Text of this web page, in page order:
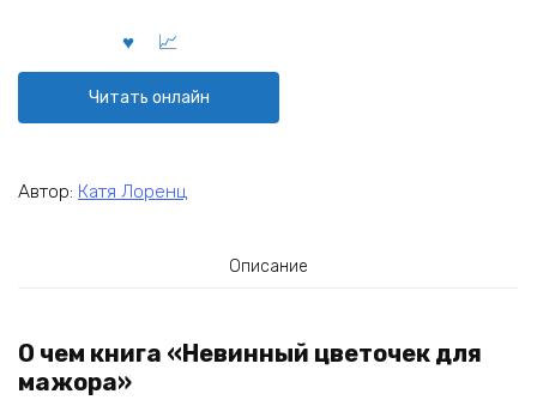
Читать онлайн
Автор: Катя Лоренц
Описание
О чем книга «Невинный цветочек для
мажора»